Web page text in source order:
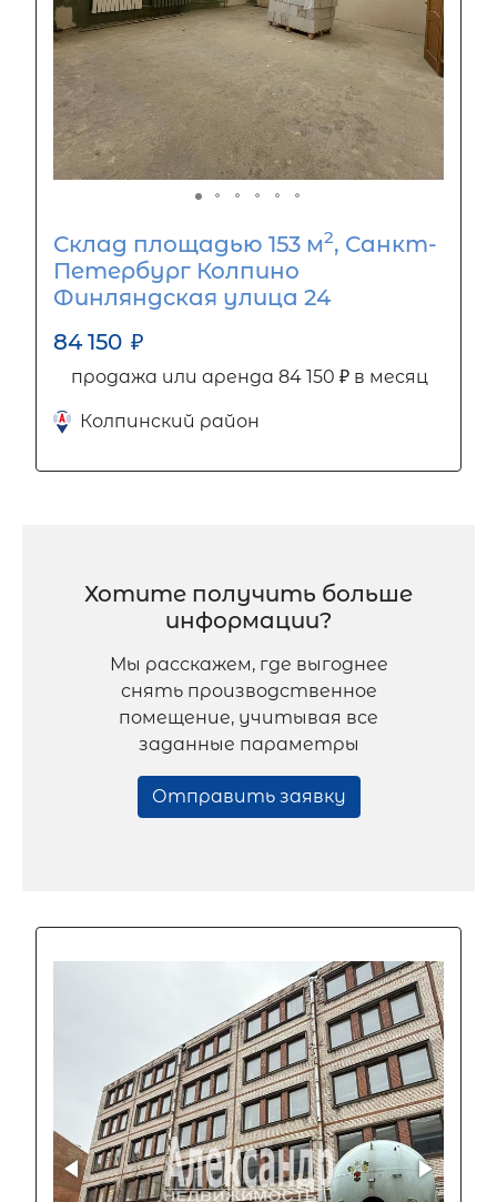
Склад площадью 153 м2, Санкт-
Петербург Колпино
Финляндская улица 24
84 150 ₽
продажа или аренда 84 150 ₽ в месяц
Колпинский район
Хотите получить больше
информации?
Мы расскажем, где выгоднее
снять производственное
помещение, учитывая все
заданные параметры
Отправить заявку